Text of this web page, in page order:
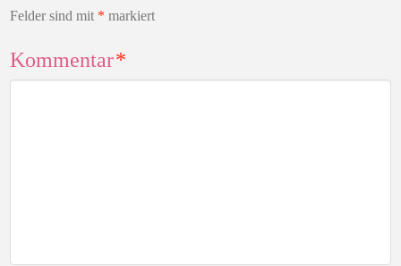
Felder sind mit * markiert
Kommentar*